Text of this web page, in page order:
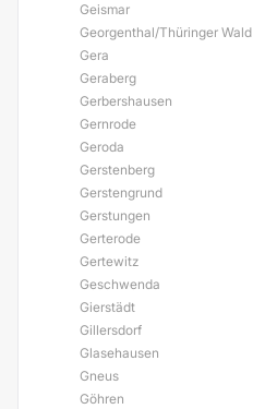
Geismar
Georgenthal/Thüringer Wald
Gera
Geraberg
Gerbershausen
Gernrode
Geroda
Gerstenberg
Gerstengrund
Gerstungen
Gerterode
Gertewitz
Geschwenda
Gierstädt
Gillersdorf
Glasehausen
Gneus
Göhren